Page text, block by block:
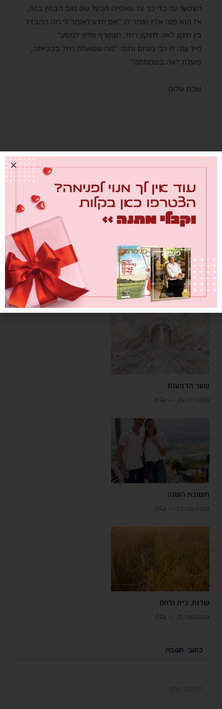
הצטער עד כדי כך עד שאפילו הבעל שם טוב הבחין בזה,
אז הוא פנה אליו ואמר לו: "אם תדע לאומר לי מה ההבדל
בין תיקון לאה לתיקון רחל, תצטרף אלינו למסע"
מיד ענה לו רבי מנחם נחום: "מה שפועלת רחל בבכייתה,
פועלת לאה בשמחתה"
שבת שלום
זו ילדותי השניה
מערכת פנימה
כתבות קשורות
שער הדמעות
תשובת השנה
שדות, בית ולחם
כתוב תגובה